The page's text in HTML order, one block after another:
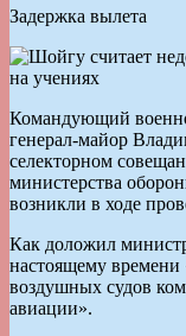
Задержка вылета
Командующий
генерал-майор
селекторном
министерства
возникли в ходе
Как доложил
настоящему времени
воздушных судов
авиации».